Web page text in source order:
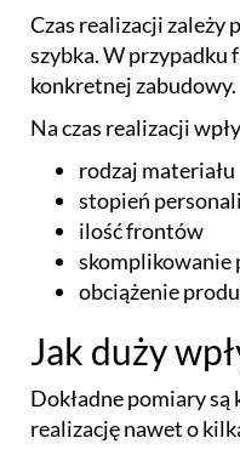
Czas realizacji zależy
szybka. W przypadku
konkretnej zabudowy.
Na czas realizacji
rodzaj materiału
stopień
ilość frontów
skomplikowanie
obciążenie
Jak duży
Dokładne pomiary
realizację nawet o